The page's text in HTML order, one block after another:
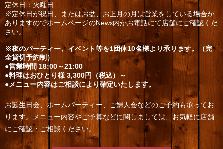
定休日：火曜日
※定休日が祝日、またはお盆、お正月の月は営業をしている場合が
ありますのでホームページのNews内かお電話にて店舗にご確認くだ
さい。
※夜のパーティー、イベント等を1団体10名様より承ります。（完
全貸切予約制）
●営業時間 18:00～21:00
●料理はおひとり様 3,300円（税込）～
●メニュー内容はご相談により確定いたします。
お誕生日会、ホームパーティー、ご婦人会などのご予約も承ってお
ります。メニュー内容やご予算などに関しましては、お気軽に店舗
にご確認・ご相談ください。